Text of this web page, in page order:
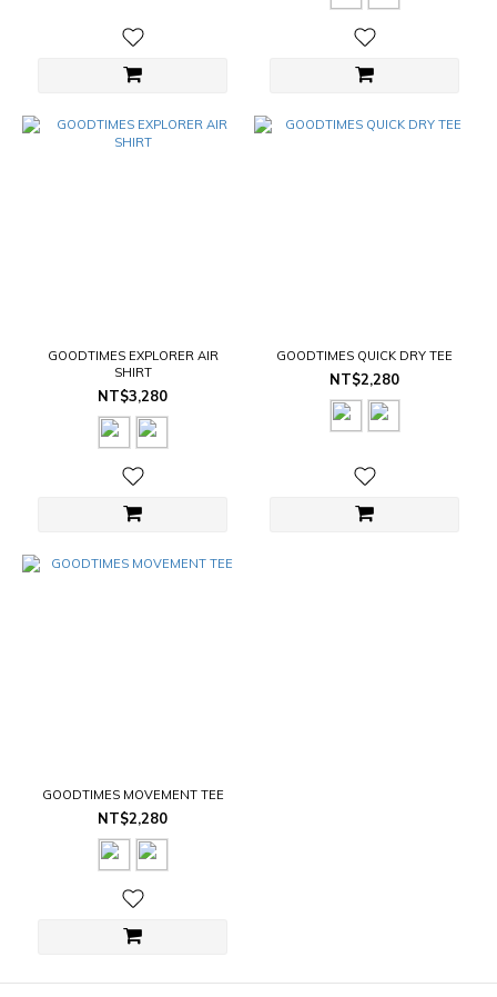
GOODTIMES EXPLORER AIR
SHIRT
NT$3,280
GOODTIMES QUICK DRY TEE
NT$2,280
GOODTIMES MOVEMENT TEE
NT$2,280